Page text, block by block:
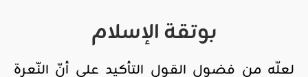
بوتقة الإسلام
لعلّه من فضول القول التأكيد على أنّ النّعرة